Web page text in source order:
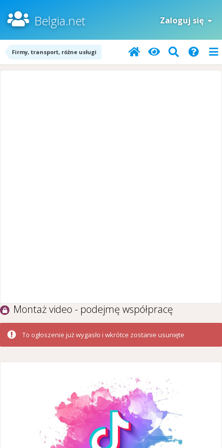
Belgia.net Zaloguj się
Firmy, transport, różne usługi
Montaż video - podejmę współpracę
To ogłoszenie już wygasło i wkrótce zostanie usunięte